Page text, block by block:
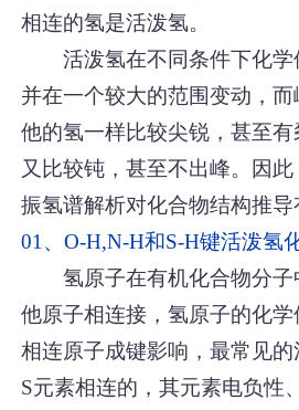
相连的氢是活泼氢。
活泼氢在不同条件下化学
并在一个较大的范围变动，
他的氢一样比较尖锐，甚至
又比较钝，甚至不出峰。因
振氢谱解析对化合物结构推导
01、O-H,N-H和S-H键活泼氢
氢原子在有机化合物分
他原子相连接，氢原子的化学
相连原子成键影响，最常见
S元素相连的，其元素电负性